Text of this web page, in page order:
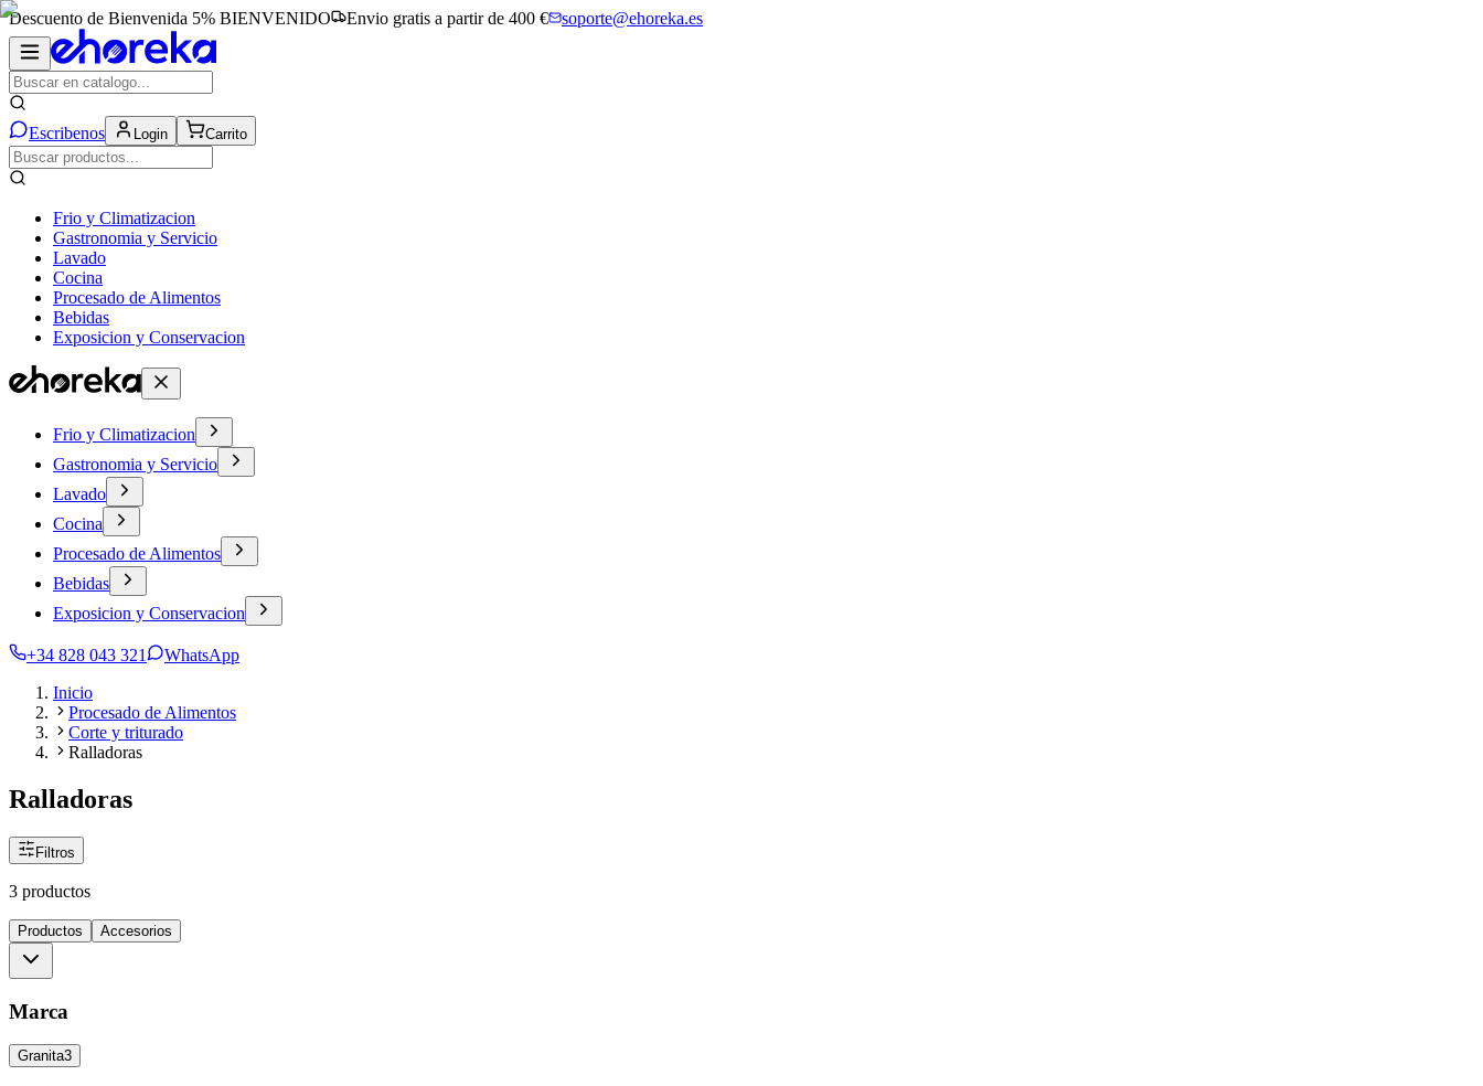
Descuento de Bienvenida 5% BIENVENIDO Envio gratis a partir de 400 € soporte@ehoreka.es
Escribenos Login Carrito
Frio y Climatizacion
Gastronomia y Servicio
Lavado
Cocina
Procesado de Alimentos
Bebidas
Exposicion y Conservacion
Frio y Climatizacion
Gastronomia y Servicio
Lavado
Cocina
Procesado de Alimentos
Bebidas
Exposicion y Conservacion
+34 828 043 321
WhatsApp
Inicio
Procesado de Alimentos
Corte y triturado
Ralladoras
Ralladoras
Filtros
3 productos
Productos Accesorios
Marca
Granita3